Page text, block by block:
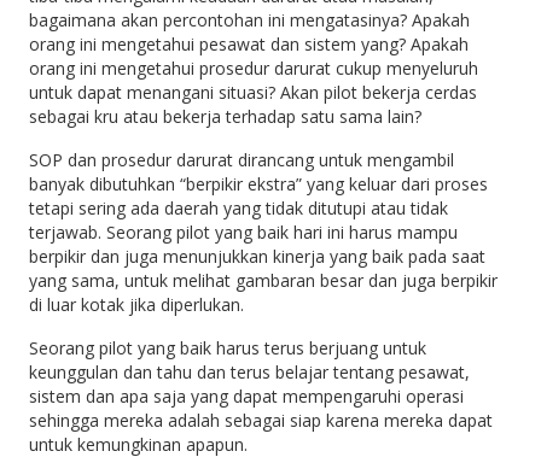
bagaimana akan percontohan ini mengatasinya? Apakah
orang ini mengetahui pesawat dan sistem yang? Apakah
orang ini mengetahui prosedur darurat cukup menyeluruh
untuk dapat menangani situasi? Akan pilot bekerja cerdas
sebagai kru atau bekerja terhadap satu sama lain?
SOP dan prosedur darurat dirancang untuk mengambil
banyak dibutuhkan “berpikir ekstra” yang keluar dari proses
tetapi sering ada daerah yang tidak ditutupi atau tidak
terjawab. Seorang pilot yang baik hari ini harus mampu
berpikir dan juga menunjukkan kinerja yang baik pada saat
yang sama, untuk melihat gambaran besar dan juga berpikir
di luar kotak jika diperlukan.
Seorang pilot yang baik harus terus berjuang untuk
keunggulan dan tahu dan terus belajar tentang pesawat,
sistem dan apa saja yang dapat mempengaruhi operasi
sehingga mereka adalah sebagai siap karena mereka dapat
untuk kemungkinan apapun.